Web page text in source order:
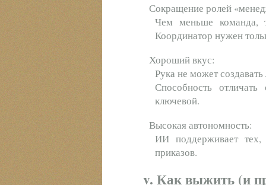
Сокращение ролей
Чем меньше команда,
Координатор нужен
Хороший вкус:
Рука не может
Способность
ключевой.
Высокая автономность:
ИИ поддерживает
приказов.
v. Как выжить (и